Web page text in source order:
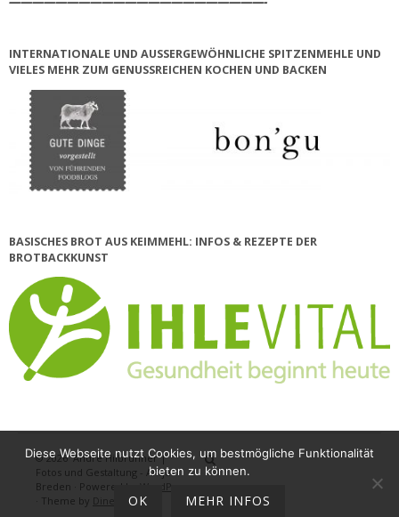
INTERNATIONALE UND AUSSERGEWÖHNLICHE SPITZENMEHLE UND V
IELES MEHR ZUM GENUSSREICHEN KOCHEN UND BACKEN
BASISCHES BROT AUS KEIMMEHL: INFOS & REZEPTE DER
BROTBACKKUNST
© 2026André Hilbrunner |
Fotos und Gestaltung - Antje
Breden
Powered by
WordPress
Theme by DinevThemes
Diese Webseite nutzt Cookies, um bestmögliche Funktionalität
bieten zu können.
OK MEHR INFOS